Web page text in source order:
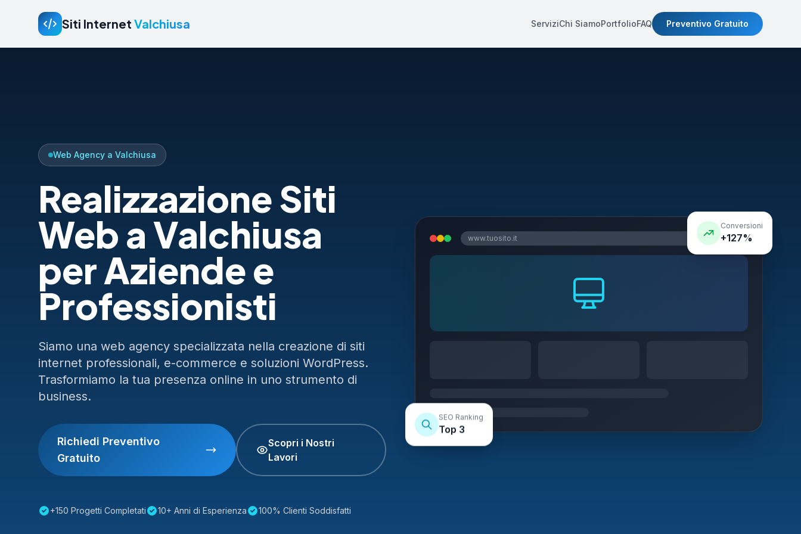
Siti Internet Valchiusa ServiziChi SiamoPortfolioFAQ Preventivo Gratuito
Web Agency a Valchiusa
Realizzazione Siti
Web a Valchiusa
per Aziende e
Professionisti
Siamo una web agency specializzata nella creazione di siti
internet professionali, e-commerce e soluzioni WordPress.
Trasformiamo la tua presenza online in uno strumento di
business.
Richiedi Preventivo
Gratuito
Scopri i Nostri
Lavori
+150 Progetti Completati 10+ Anni di Esperienza 100% Clienti Soddisfatti
www.tuosito.it
Conversioni
+127%
SEO Ranking
Top 3